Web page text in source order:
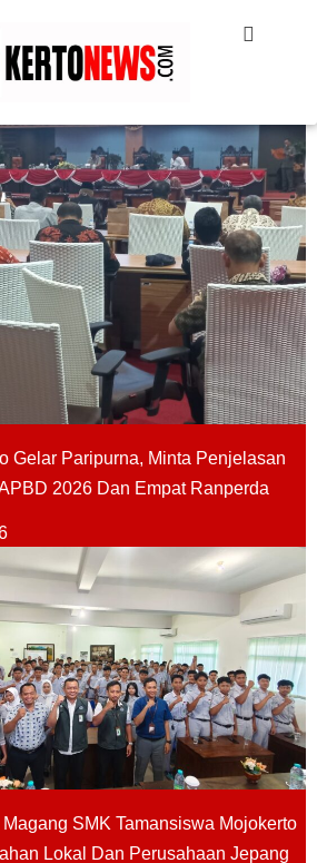
Gelar Paripurna, Minta Penjelasan
2026 Dan Empat Ranperda
SMK Tamansiswa Mojokerto
Lokal Dan Perusahaan Jepang